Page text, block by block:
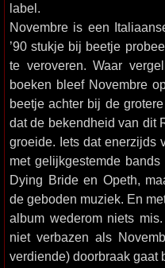
label.
Novembre is een
’90 stukje bij beetje
te veroveren. Waar
boeken bleef Novembre
beetje achter bij de
dat de bekendheid van dit
groeide. Iets dat enerzijds
met gelijkgestemde
Dying Bride en Opeth,
de geboden muziek. En
album wederom niets
niet verbazen als
verdiende) doorbraak gaat